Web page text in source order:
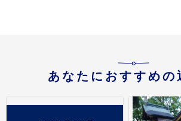
あなたにおすすめの